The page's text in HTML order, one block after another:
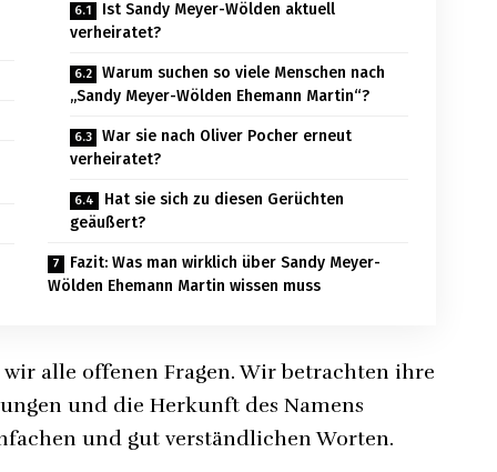
Ist Sandy Meyer-Wölden aktuell
verheiratet?
Warum suchen so viele Menschen nach
„Sandy Meyer-Wölden Ehemann Martin“?
War sie nach Oliver Pocher erneut
verheiratet?
Hat sie sich zu diesen Gerüchten
geäußert?
Fazit: Was man wirklich über Sandy Meyer-
Wölden Ehemann Martin wissen muss
alle offenen Fragen. Wir betrachten ihre
und die Herkunft des Namens
und gut verständlichen Worten.